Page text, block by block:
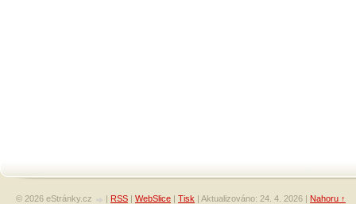
© 2026 eStránky.cz | RSS | WebSlice | Tisk | Aktualizováno: 24. 4. 2026 | Nahoru ↑